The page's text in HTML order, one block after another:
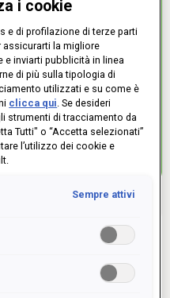
Edison più
Cerca
i cookie
e di profilazione di terze parti
la migliore
e inviarti pubblicità in linea
di più sulla tipologia di
utilizzati e su come è
clicca qui . Se desideri
strumenti di tracciamento da
Tutti" o “Accetta selezionati”
l’utilizzo dei cookie e
Sempre attivi